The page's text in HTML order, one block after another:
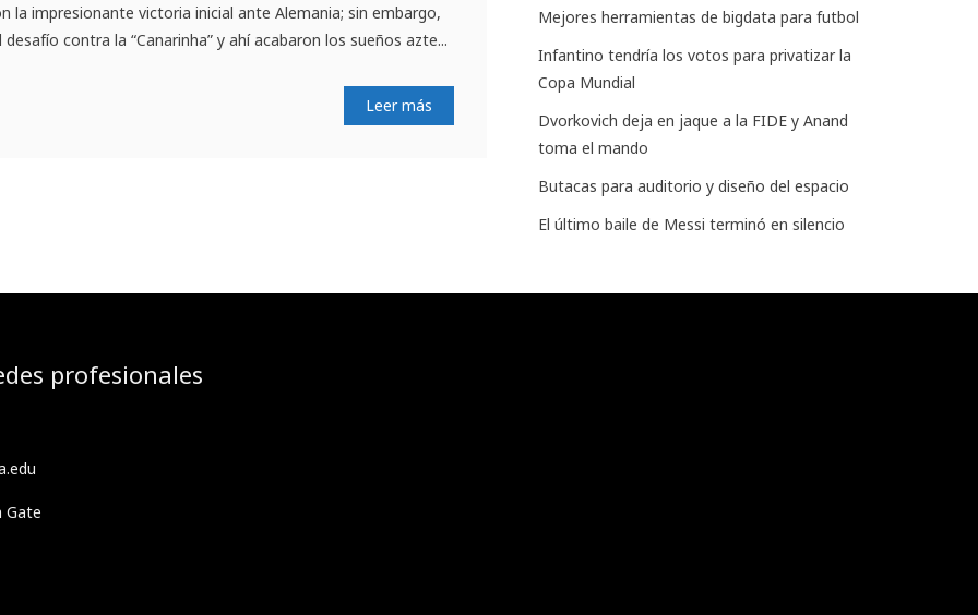
la impresionante victoria inicial ante Alemania; sin embargo,
contra la “Canarinha” y ahí acabaron los sueños azte...
Leer más
Mejores herramientas de bigdata para futbol
Infantino tendría los votos para privatizar la
Copa Mundial
Dvorkovich deja en jaque a la FIDE y Anand
toma el mando
Butacas para auditorio y diseño del espacio
El último baile de Messi terminó en silencio
profesionales
Gate